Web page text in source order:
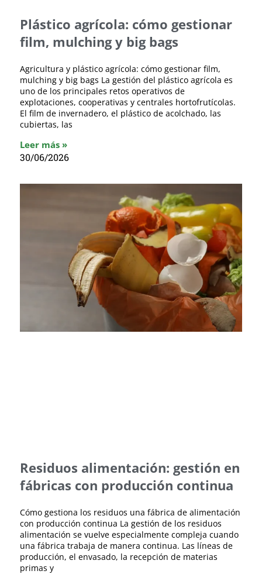
Plástico agrícola: cómo gestionar
film, mulching y big bags
Agricultura y plástico agrícola: cómo gestionar film,
mulching y big bags La gestión del plástico agrícola es
uno de los principales retos operativos de
explotaciones, cooperativas y centrales hortofrutícolas.
El film de invernadero, el plástico de acolchado, las
cubiertas, las
Leer más »
30/06/2026
Residuos alimentación: gestión en
fábricas con producción continua
Cómo gestiona los residuos una fábrica de alimentación
con producción continua La gestión de los residuos
alimentación se vuelve especialmente compleja cuando
una fábrica trabaja de manera continua. Las líneas de
producción, el envasado, la recepción de materias
primas y